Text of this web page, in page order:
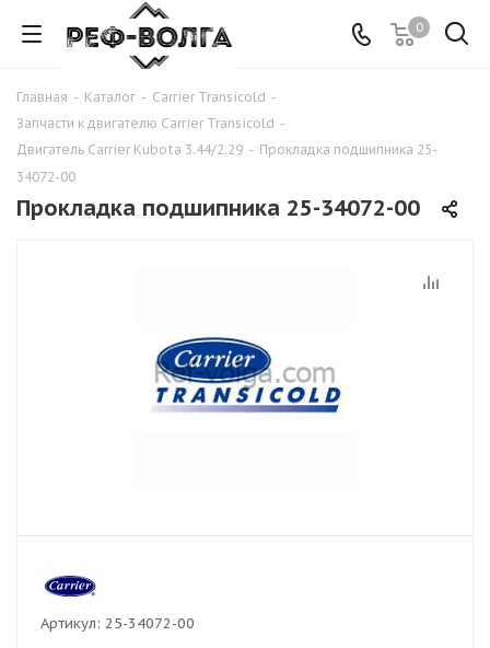
0
Главная - Каталог - Carrier Transicold -
Запчасти к двигателю Carrier Transicold -
Двигатель Carrier Kubota 3.44/2.29 - Прокладка подшипника 25-
34072-00
Прокладка подшипника 25-34072-00
Артикул: 25-34072-00